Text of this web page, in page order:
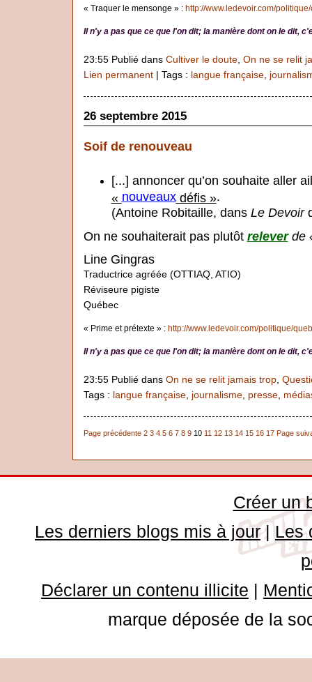
« Traquer le mensonge » : http://www.ledevoir.com/
Il n'y a pas que ce que l'on dit; la manière dont on le dit,
23:55 Publié dans Cultiver le doute, On ne se relit
Lien permanent| Tags : langue française,
26 septembre 2015
Soif de renouveau
[...] annoncer qu’on souhaite aller
« nouveauxdéfis ».
(Antoine Robitaille, dans Le Devoir
On ne souhaiterait pas plutôt releverde
Line Gingras
Traductrice agréée (OTTIAQ, ATIO)
Réviseure pigiste
Québec
« Prime et prétexte » : http://www.ledevoir.com/politique/
Il n'y a pas que ce que l'on dit; la manière dont on le dit,
23:55 Publié dans On ne se relit jamais trop,
Tags : langue française, journalisme, presse,
Page précédente 2 3 4 5 6 7 8 9 10 11 12 13 14 15 16 17 Page
Créer un
Les derniers blogs mis à jour|Les
Déclarer un contenu illicite |
marque déposée de la